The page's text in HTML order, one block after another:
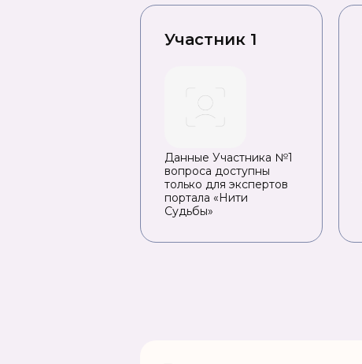
Участник 1
Данные Участника №1
вопроса доступны
только для экспертов
портала «Нити
Судьбы»